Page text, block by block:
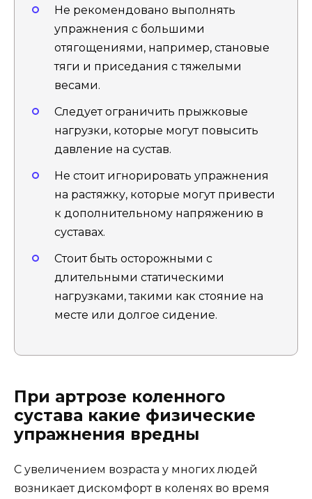
Не рекомендовано выполнять
упражнения с большими
отягощениями, например, становые
тяги и приседания с тяжелыми
весами.
Следует ограничить прыжковые
нагрузки, которые могут повысить
давление на сустав.
Не стоит игнорировать упражнения
на растяжку, которые могут привести
к дополнительному напряжению в
суставах.
Стоит быть осторожными с
длительными статическими
нагрузками, такими как стояние на
месте или долгое сидение.
При артрозе коленного
сустава какие физические
упражнения вредны
С увеличением возраста у многих людей
возникает дискомфорт в коленях во время